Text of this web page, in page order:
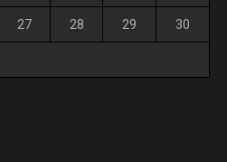
27 28 29 30